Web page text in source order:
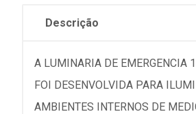
Descrição
A LUMINARIA DE EMERGENCIA
FOI DESENVOLVIDA PARA
AMBIENTES INTERNOS DE